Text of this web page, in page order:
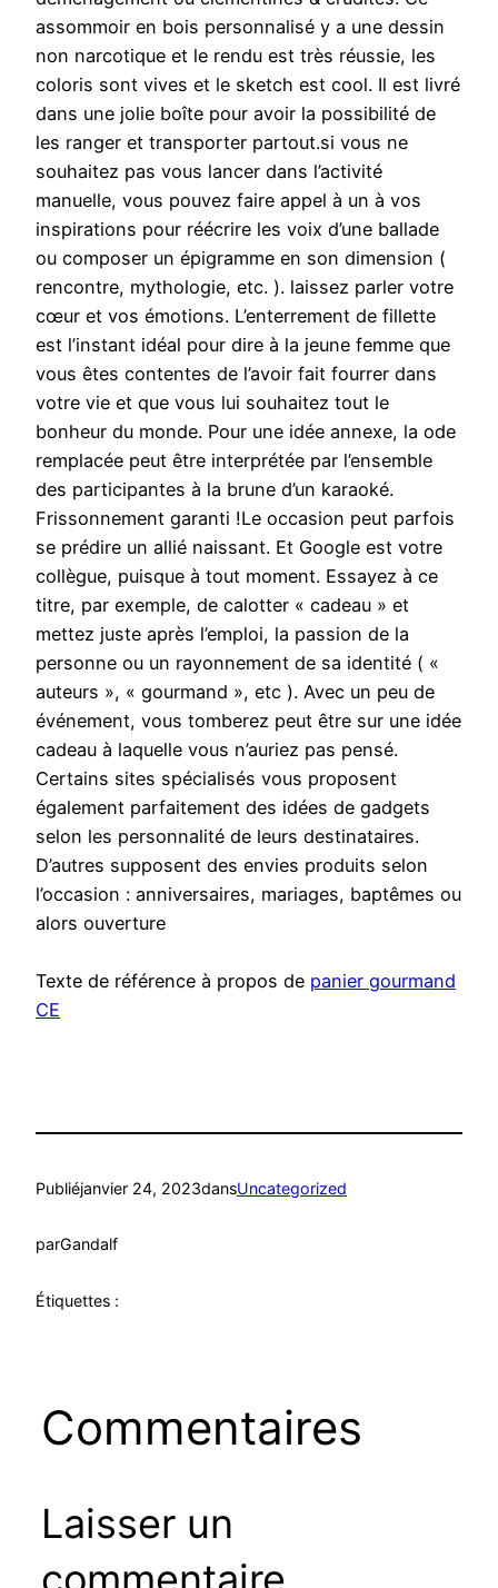
assommoir en bois personnalisé y a une dessin
non narcotique et le rendu est très réussie, les
coloris sont vives et le sketch est cool. Il est livré
dans une jolie boîte pour avoir la possibilité de
les ranger et transporter partout.si vous ne
souhaitez pas vous lancer dans l’activité
manuelle, vous pouvez faire appel à un à vos
inspirations pour réécrire les voix d’une ballade
ou composer un épigramme en son dimension (
rencontre, mythologie, etc. ). laissez parler votre
cœur et vos émotions. L’enterrement de fillette
est l’instant idéal pour dire à la jeune femme que
vous êtes contentes de l’avoir fait fourrer dans
votre vie et que vous lui souhaitez tout le
bonheur du monde. Pour une idée annexe, la ode
remplacée peut être interprétée par l’ensemble
des participantes à la brune d’un karaoké.
Frissonnement garanti !Le occasion peut parfois
se prédire un allié naissant. Et Google est votre
collègue, puisque à tout moment. Essayez à ce
titre, par exemple, de calotter « cadeau » et
mettez juste après l’emploi, la passion de la
personne ou un rayonnement de sa identité ( «
auteurs », « gourmand », etc ). Avec un peu de
événement, vous tomberez peut être sur une idée
cadeau à laquelle vous n’auriez pas pensé.
Certains sites spécialisés vous proposent
également parfaitement des idées de gadgets
selon les personnalité de leurs destinataires.
D’autres supposent des envies produits selon
l’occasion : anniversaires, mariages, baptêmes ou
alors ouverture
Texte de référence à propos de panier gourmand
CE
Publiéjanvier 24, 2023dansUncategorized
parGandalf
Étiquettes :
Commentaires
Laisser un